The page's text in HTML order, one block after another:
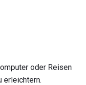
oder Reisen
erleichtern.